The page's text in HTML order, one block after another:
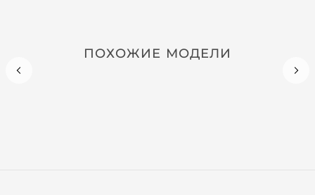
ПОХОЖИЕ МОДЕЛИ